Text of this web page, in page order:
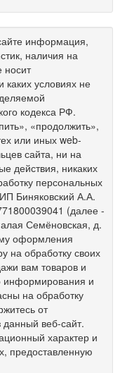
информация,
наличия на
носит
условиях не
кодекса РФ.
«продолжить»,
или иных web-
сайта, ни на
действия, никаких
персональных
Биняковский А.А.
(далее -
Семёновская, д.
оформления
на обработку своих
вам товаров и
информирования и
на обработку
от
веб-сайт.
характер и
предоставленную